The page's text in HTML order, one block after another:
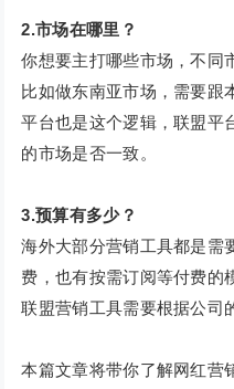
2.市场在哪里？
你想要主打哪些市场，不同
比如做东南亚市场，需要跟
平台也是这个逻辑，联盟平
的市场是否一致。
3.预算有多少？
海外大部分营销工具都是需
费，也有按需订阅等付费的
联盟营销工具需要根据公司
本篇文章将带你了解网红营